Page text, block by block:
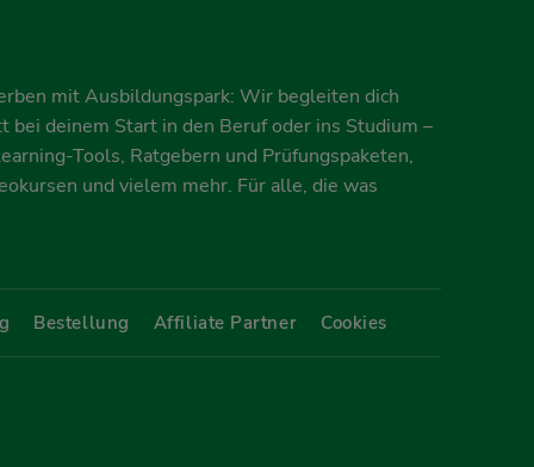
mit Ausbildungspark: Wir begleiten dich
bei deinem Start in den Beruf oder ins Studium –
Tools, Ratgebern und Prüfungspaketen,
und vielem mehr. Für alle, die was
Bestellung Affiliate Partner Cookies